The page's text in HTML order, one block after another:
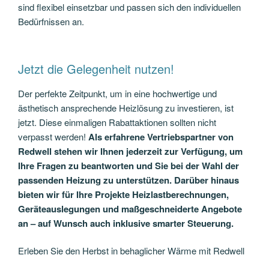
sind flexibel einsetzbar und passen sich den individuellen
Bedürfnissen an.
Jetzt die Gelegenheit nutzen!
Der perfekte Zeitpunkt, um in eine hochwertige und
ästhetisch ansprechende Heizlösung zu investieren, ist
jetzt. Diese einmaligen Rabattaktionen sollten nicht
verpasst werden! Als erfahrene Vertriebspartner von
Redwell stehen wir Ihnen jederzeit zur Verfügung, um
Ihre Fragen zu beantworten und Sie bei der Wahl der
passenden Heizung zu unterstützen. Darüber hinaus
bieten wir für Ihre Projekte Heizlastberechnungen,
Geräteauslegungen und maßgeschneiderte Angebote
an – auf Wunsch auch inklusive smarter Steuerung.
Erleben Sie den Herbst in behaglicher Wärme mit Redwell